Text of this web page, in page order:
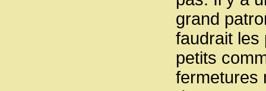
grand
faudrait les
petits
fermetures